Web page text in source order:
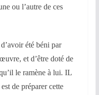
ou l’autre de ces
été béni par
et d’être doté de
le ramène à lui. IL
de préparer cette